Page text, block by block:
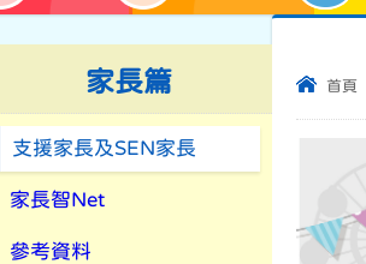
首頁
家長篇
支援家長及SEN家長
家長智Net
參考資料